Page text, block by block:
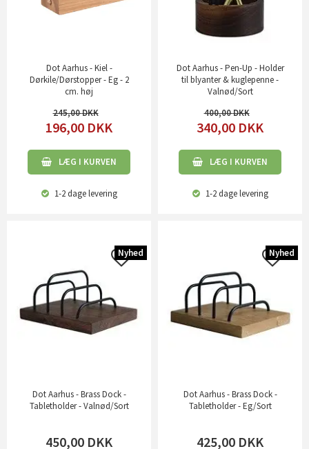
Dot Aarhus - Kiel -
Dørkile/Dørstopper - Eg - 2
cm. høj
245,00
196,00 DKK
LÆG I KURVEN
1-2 dagelevering
Dot Aarhus - Pen-Up - Holder
til blyanter & kuglepenne -
Valnød/Sort
400,00
340,00 DKK
LÆG I KURVEN
1-2 dagelevering
Dot Aarhus - Brass Dock -
Tabletholder - Valnød/Sort
450,00 DKK
Nyhed
Dot Aarhus - Brass Dock -
Tabletholder - Eg/Sort
425,00 DKK
Nyhed